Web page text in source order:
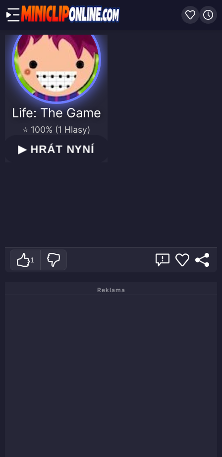
Life: The Game
⭐ 100% (1 Hlasy)
▶HRÁT NYNÍ
1
Reklama